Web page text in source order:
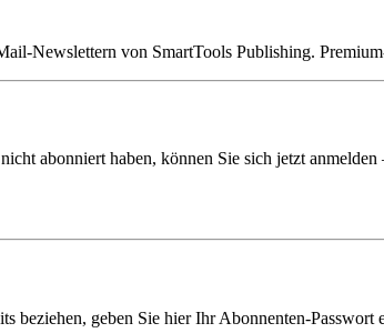
Newslettern von SmartTools Publishing.
abonniert haben, können Sie sich jetzt anmelden
beziehen, geben Sie hier Ihr Abonnenten-